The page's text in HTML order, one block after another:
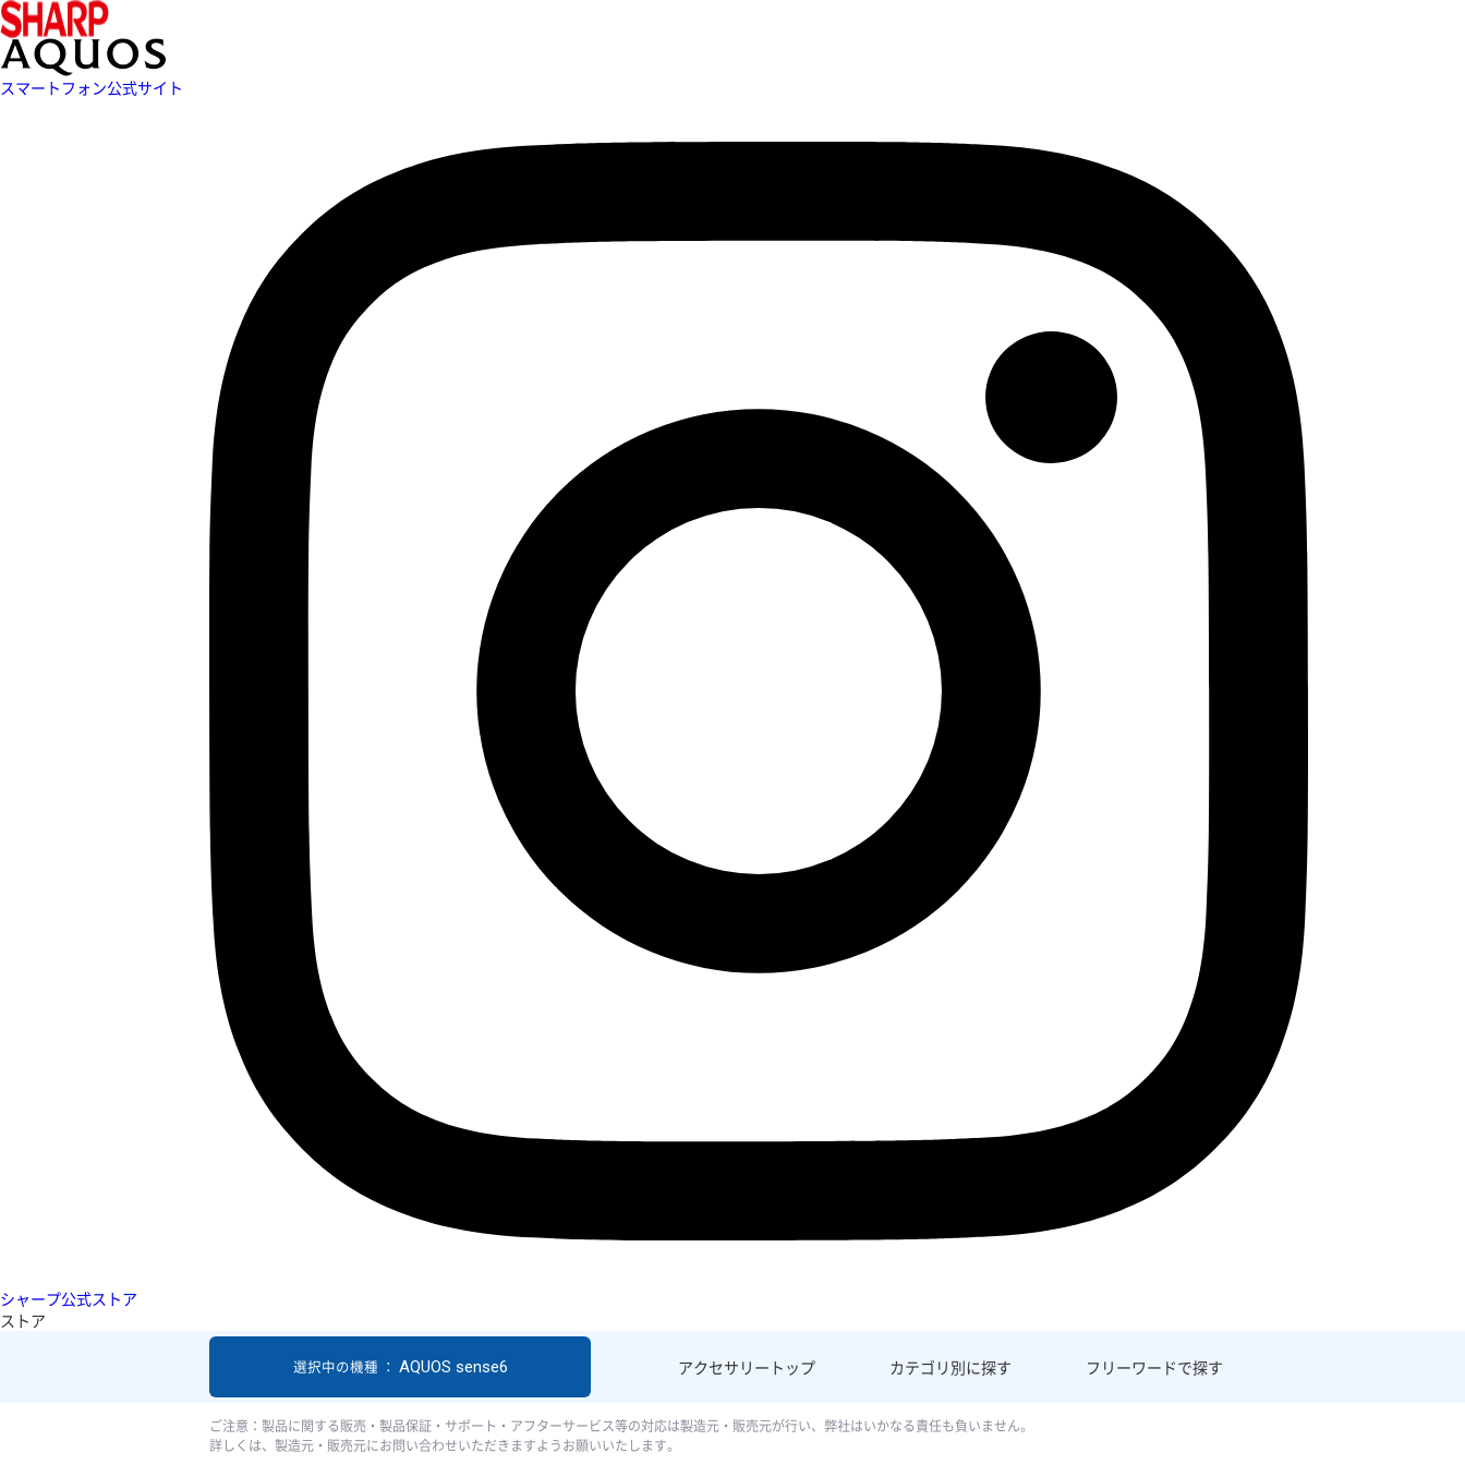
スマートフォン公式サイト
シャープ公式ストア
ストア
アクセサリー トップ カテゴリ別に探す フリーワードで探す
選択中の機種 ： AQUOS sense6
ご注意：製品に関する販売・製品保証・サポート・アフターサービス等の対応は製造元・販売元が行い、弊社はいかなる責任も負いません。
詳しくは、製造元・販売元にお問い合わせいただきますようお願いいたします。